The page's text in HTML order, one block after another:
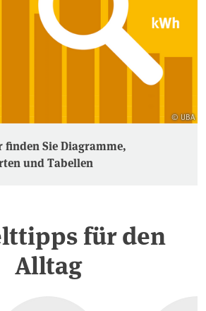
© UBA
finden Sie Diagramme,
und Tabellen
für den
Alltag